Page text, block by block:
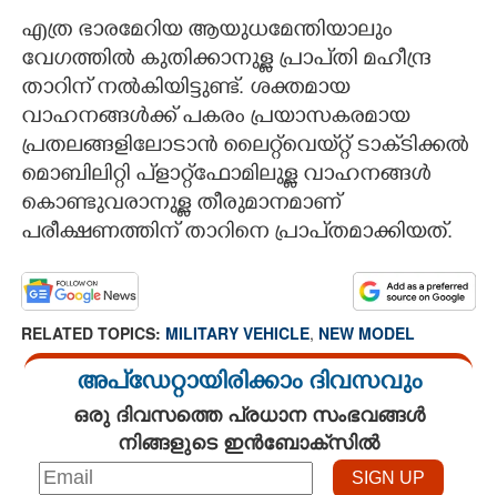
എത്ര ഭാരമേറിയ ആയുധമേന്തിയാലും
വേഗത്തിൽ കുതിക്കാനുള്ള പ്രാപ്‌തി മഹീന്ദ്ര
താറിന് നൽകിയിട്ടുണ്ട്. ശക്തമായ
വാഹനങ്ങൾക്ക് പകരം പ്രയാസകരമായ
പ്രതലങ്ങളിലോടാൻ ലൈറ്റ്‌വെയ്‌റ്റ് ടാക്‌ടിക്കൽ
മൊബിലിറ്റി പ്‌ളാറ്റ്‌ഫോമിലുള്ള വാഹനങ്ങൾ
കൊണ്ടുവരാനുള്ള തീരുമാനമാണ്
പരീക്ഷണത്തിന് താറിനെ പ്രാപ്‌തമാക്കിയത്.
RELATED TOPICS: MILITARY VEHICLE, NEW MODEL
അപ്ഡേറ്റായിരിക്കാം ദിവസവും
ഒരു ദിവസത്തെ പ്രധാന സംഭവങ്ങൾ
നിങ്ങളുടെ ഇൻബോക്സിൽ